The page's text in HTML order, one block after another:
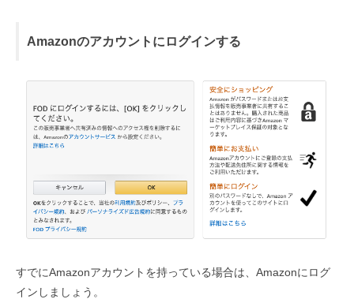
Amazonのアカウントにログインする
すでにAmazonアカウントを持っている場合は、Amazonにログ
インしましょう。